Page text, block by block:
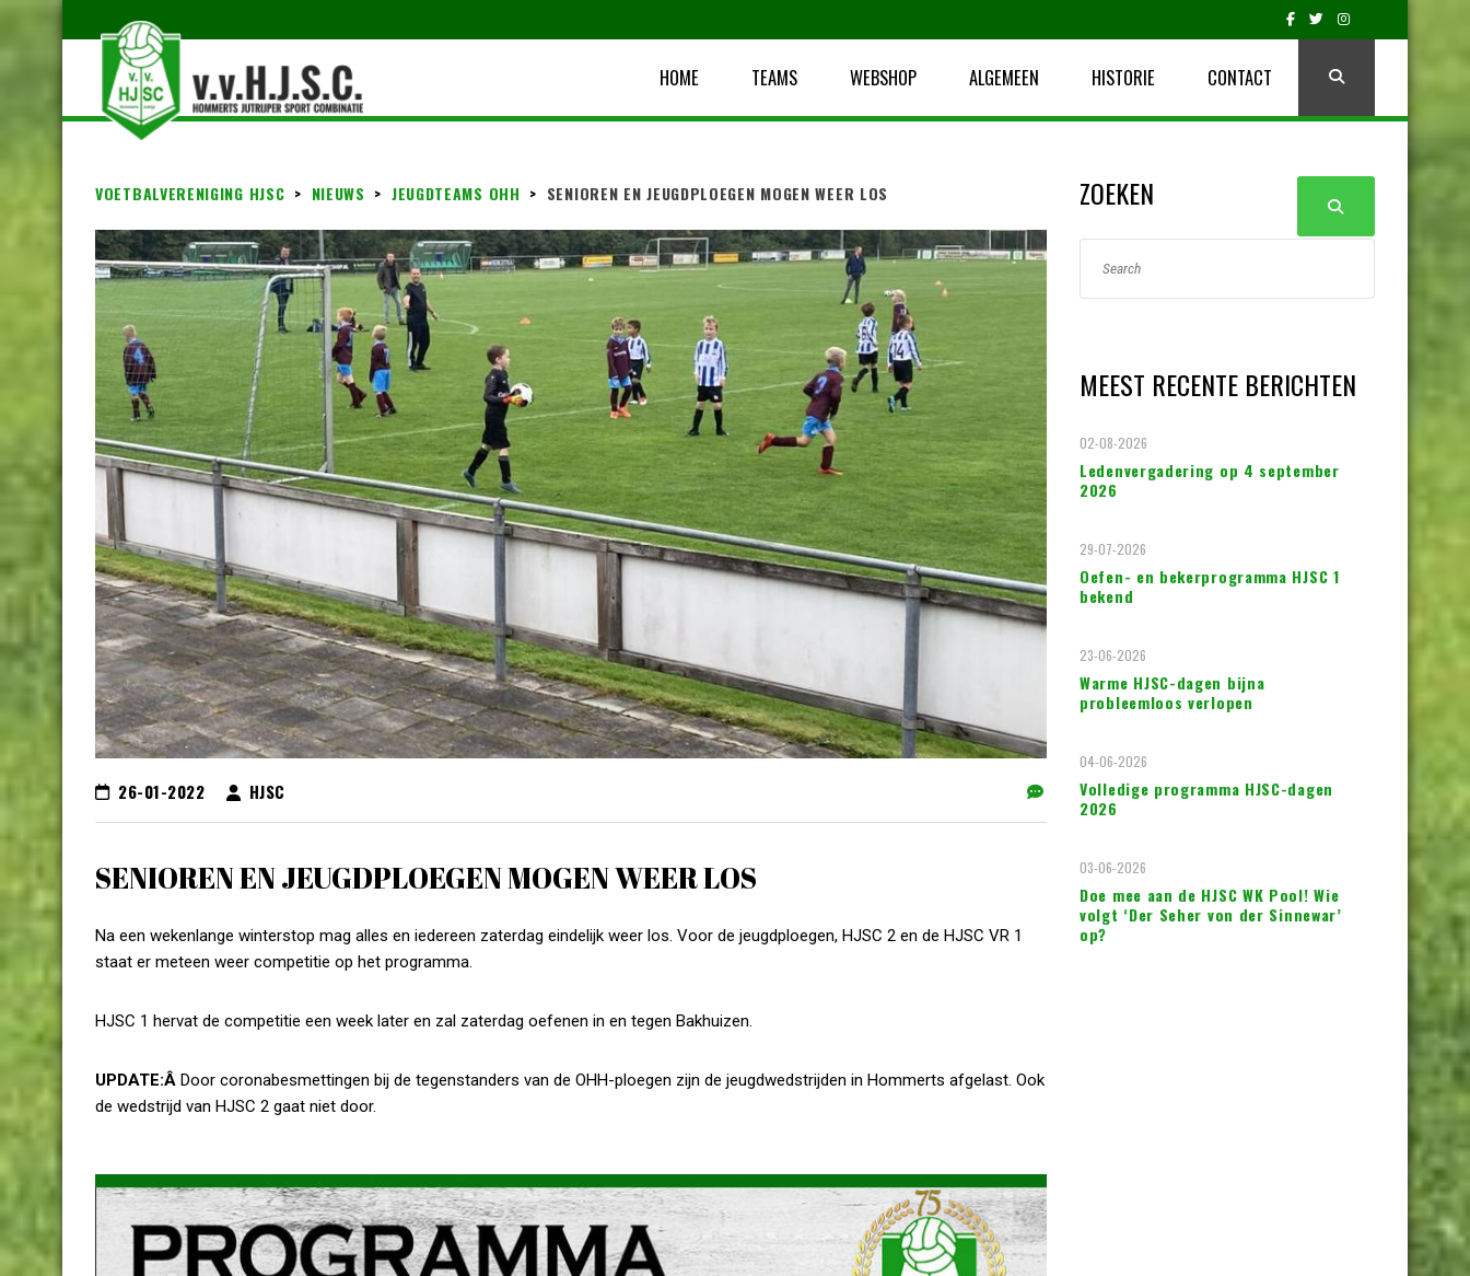
HOME TEAMS WEBSHOP ALGEMEEN HISTORIE CONTACT
VOETBALVERENIGING HJSC > NIEUWS > JEUGDTEAMS OHH > SENIOREN EN JEUGDPLOEGEN MOGEN WEER LOS
26-01-2022 HJSC
SENIOREN EN JEUGDPLOEGEN MOGEN WEER LOS
Na een wekenlange winterstop mag alles en iedereen zaterdag eindelijk weer los. Voor de jeugdploegen, HJSC 2 en de HJSC VR 1
staat er meteen weer competitie op het programma.
HJSC 1 hervat de competitie een week later en zal zaterdag oefenen in en tegen Bakhuizen.
UPDATE:Â Door coronabesmettingen bij de tegenstanders van de OHH-ploegen zijn de jeugdwedstrijden in Hommerts afgelast. Ook
de wedstrijd van HJSC 2 gaat niet door.
ZOEKEN
MEEST RECENTE BERICHTEN
Ledenvergadering op 4 september
2026
02-08-2026
Oefen- en bekerprogramma HJSC 1
bekend
29-07-2026
Warme HJSC-dagen bijna
probleemloos verlopen
23-06-2026
Volledige programma HJSC-dagen
2026
04-06-2026
Doe mee aan de HJSC WK Pool! Wie
volgt ‘Der Seher von der Sinnewar’
op?
03-06-2026